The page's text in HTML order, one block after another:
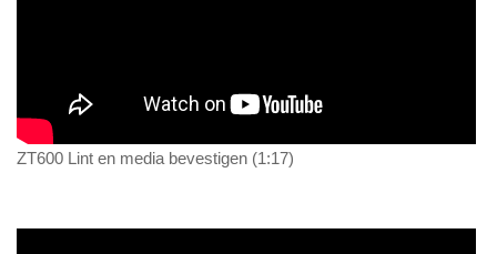
ZT600 Lint en media bevestigen (1:17)